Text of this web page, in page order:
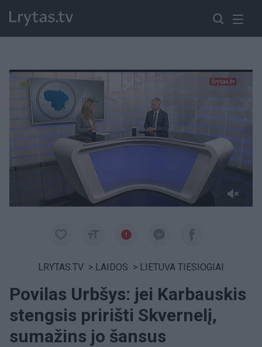
LRYTAS.TV > LAIDOS > LIETUVA TIESIOGIAI
Povilas Urbšys: jei Karbauskis
stengsis pririšti Skvernelį,
sumažins jo šansus